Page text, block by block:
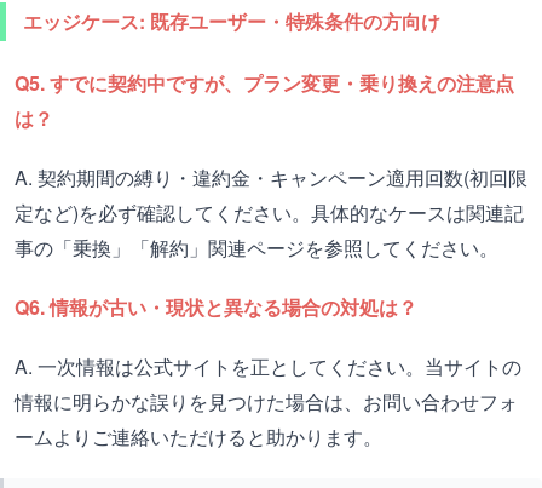
エッジケース: 既存ユーザー・特殊条件の方向け
Q5. すでに契約中ですが、プラン変更・乗り換えの注意点
は？
A. 契約期間の縛り・違約金・キャンペーン適用回数(初回限
定など)を必ず確認してください。具体的なケースは関連記
事の「乗換」「解約」関連ページを参照してください。
Q6. 情報が古い・現状と異なる場合の対処は？
A. 一次情報は公式サイトを正としてください。当サイトの
情報に明らかな誤りを見つけた場合は、お問い合わせフォ
ームよりご連絡いただけると助かります。